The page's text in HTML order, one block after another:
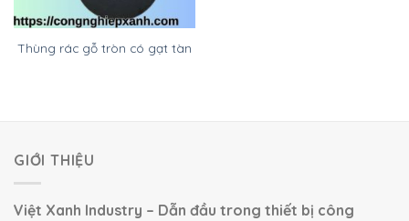
Thùng rác gỗ tròn có gạt tàn
GIỚI THIỆU
Việt Xanh Industry – Dẫn đầu trong thiết bị công